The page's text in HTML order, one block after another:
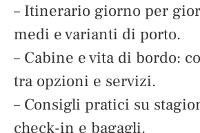
– Itinerario giorno per
medi e varianti di porto.
– Cabine e vita di bordo:
tra opzioni e servizi.
– Consigli pratici su
check-in e bagagli.